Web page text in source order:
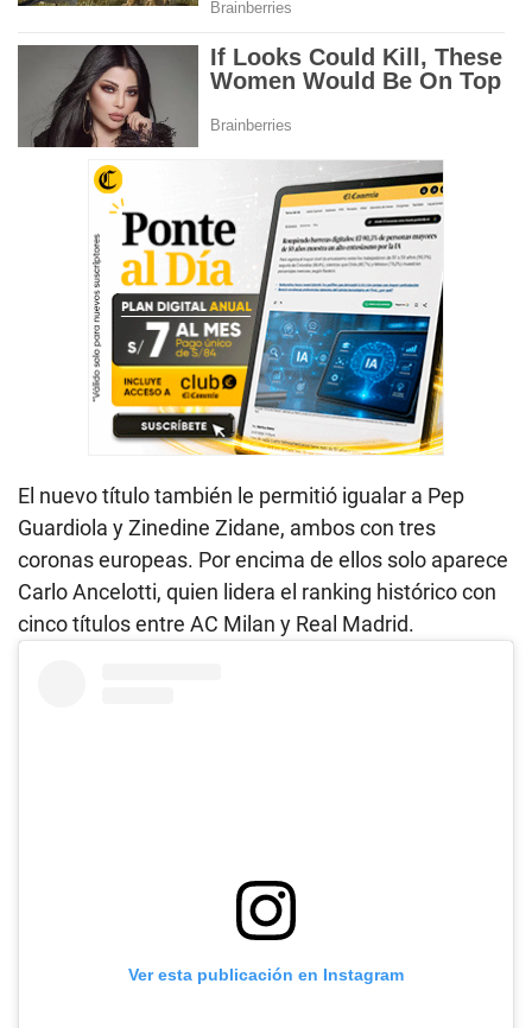
El nuevo título también le permitió igualar a Pep
Guardiola y Zinedine Zidane, ambos con tres
coronas europeas. Por encima de ellos solo aparece
Carlo Ancelotti, quien lidera el ranking histórico con
cinco títulos entre AC Milan y Real Madrid.
Ver esta publicación en Instagram